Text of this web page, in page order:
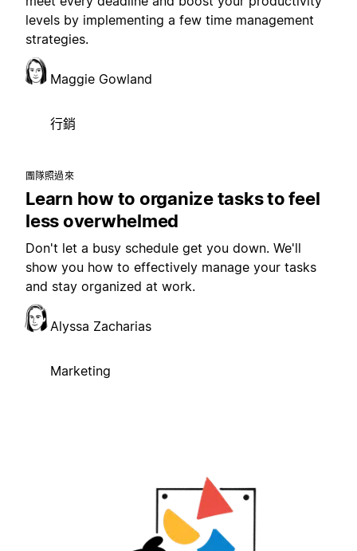
levels by implementing a few time management
strategies.
Maggie Gowland
行銷
團隊照過來
Learn how to organize tasks to feel
less overwhelmed
Don't let a busy schedule get you down. We'll
show you how to effectively manage your tasks
and stay organized at work.
Alyssa Zacharias
Marketing